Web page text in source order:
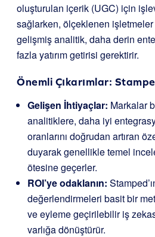
oluşturulan içerik (UGC) için
sağlarken, ölçeklenen
gelişmiş analitik, daha derin
fazla yatırım getirisi gerektirir.
Önemli Çıkarımlar:
Gelişen İhtiyaçlar: Markalar
analitiklere, daha iyi
oranlarını doğrudan artıran
duyarak genellikle temel
ötesine geçerler.
ROI’ye odaklanın:
değerlendirmeleri basit bir
ve eyleme geçirilebilir iş
varlığa dönüştürür.